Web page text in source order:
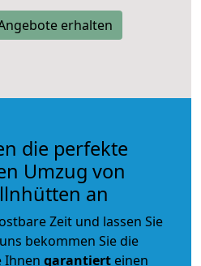
erhalten
die perfekte
Umzug von
an
Zeit und lassen Sie
bekommen Sie die
Ihnen garantiert einen